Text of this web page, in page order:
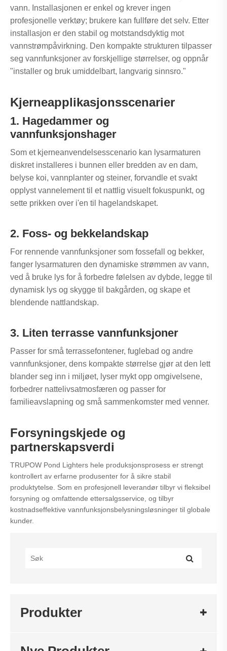
vann. Installasjonen er enkel og krever ingen
profesjonelle verktøy; brukere kan fullføre det selv. Etter
installasjon er den stabil og motstandsdyktig mot
vannstrømpåvirkning. Den kompakte strukturen tilpasser
seg vannfunksjoner av forskjellige størrelser, og oppnår
"installer og bruk umiddelbart, langvarig sinnsro."
Kjerneapplikasjonsscenarier
1. Hagedammer og
vannfunksjonshager
Som et kjerneanvendelsesscenario kan lysarmaturen
diskret installeres i bunnen eller bredden av en dam,
belyse koi, vannplanter og steiner, forvandle et svakt
opplyst vannelement til et nattlig visuelt fokuspunkt, og
sette prikken over i'en til hagelandskapet.
2. Foss- og bekkelandskap
For rennende vannfunksjoner som fossefall og bekker,
fanger lysarmaturen den dynamiske strømmen av vann,
ved å bruke lys for å forbedre følelsen av dybde, legge til
dynamisk lys og skygge til bakgården, og skape et
blendende nattlandskap.
3. Liten terrasse vannfunksjoner
Passer for små terrassefontener, fuglebad og andre
vannfunksjoner, dens kompakte størrelse gjør at den lett
blander seg inn i miljøet, lyser mykt opp omgivelsene,
forbedrer nattelivsatmosfæren og passer for
familieavslapning og små sammenkomster med venner.
Forsyningskjede og
partnerskapsverdi
TRUPOW Pond Lighters hele produksjonsprosess er strengt
kontrollert av erfarne produsenter for å sikre stabil
produktytelse. Som en profesjonell leverandør tilbyr vi fleksibel
forsyning og omfattende ettersalgsservice, og tilbyr
kostnadseffektive vannfunksjonsbelysningsløsninger til globale
kunder.
Produkter